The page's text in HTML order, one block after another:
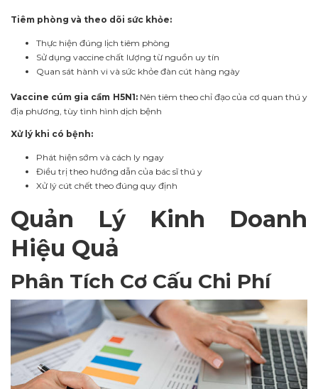
Tiêm phòng và theo dõi sức khỏe:
Thực hiện đúng lịch tiêm phòng
Sử dụng vaccine chất lượng từ nguồn uy tín
Quan sát hành vi và sức khỏe đàn cút hàng ngày
Vaccine cúm gia cầm H5N1: Nên tiêm theo chỉ đạo của cơ quan thú y
địa phương, tùy tình hình dịch bệnh
Xử lý khi có bệnh:
Phát hiện sớm và cách ly ngay
Điều trị theo hướng dẫn của bác sĩ thú y
Xử lý cút chết theo đúng quy định
Quản Lý Kinh Doanh
Hiệu Quả
Phân Tích Cơ Cấu Chi Phí